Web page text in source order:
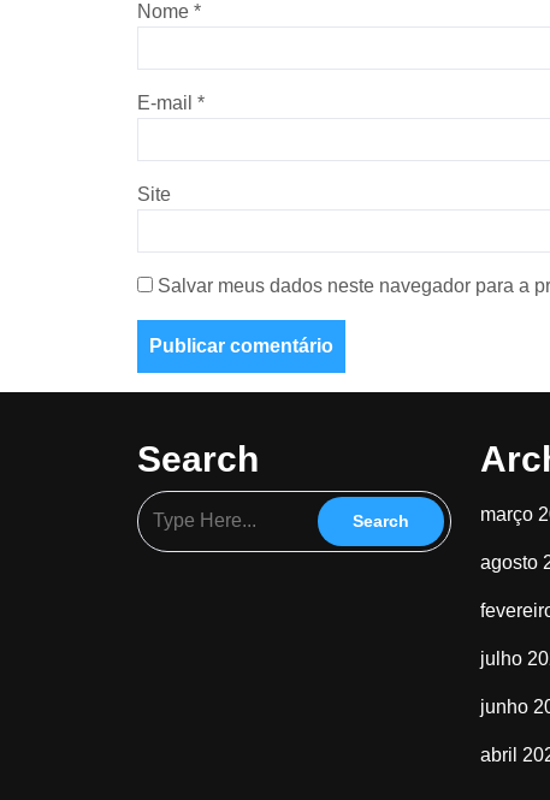
Nome *
E-mail *
Site
Salvar meus dados neste navegador para a
Search
março
agosto
julho
junho
abril